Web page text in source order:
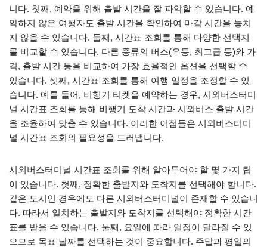
니다. 첫째, 예약을 위해 출발 시간을 잘 파악할 수 있습니다. 예
약하지 않은 여행자도 출발 시간을 확인하여 마감 시간을 놓치
지 않을 수 있습니다. 둘째, 시간표 조회를 통해 다양한 선택지
를 비교할 수 있습니다. 다른 종류의 버스(우등, 최고급 등)와 가
격, 출발 시간 등을 비교하여 가장 효율적인 옵션을 선택할 수
있습니다. 셋째, 시간표 조회를 통해 여행 일정을 조정할 수 있
습니다. 예를 들어, 비행기 티켓을 예약하는 경우, 시외버스터미
널 시간표 조회를 통해 비행기 도착 시간과 시외버스 출발 시간
을 조율하여 맞출 수 있습니다. 이러한 이점들은 시외버스터미
널 시간표 조회의 필요성을 드러냅니다.
시외버스터미널 시간표 조회를 위해 알아두어야 할 몇 가지 팁
이 있습니다. 첫째, 정확한 출발지와 도착지를 선택해야 합니다.
같은 도시인 경우에도 다른 시외버스터미널이 존재할 수 있습니
다. 따라서 일치하는 출발지와 도착지를 선택해야 정확한 시간
표를 받을 수 있습니다. 둘째, 요일에 따라 일정이 달라질 수 있
으므로 목표 날짜를 선택하는 것이 중요합니다. 주말과 평일의